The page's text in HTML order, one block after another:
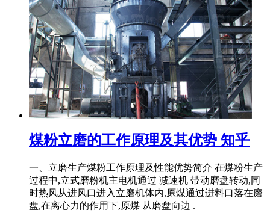
煤粉立磨的工作原理及其优势 知乎
一、立磨生产煤粉工作原理及性能优势简介 在煤粉生产
过程中,立式磨粉机主电机通过 减速机 带动磨盘转动,同
时热风从进风口进入立磨机体内,原煤通过进料口落在磨
盘,在离心力的作用下,原煤 从磨盘向边 .